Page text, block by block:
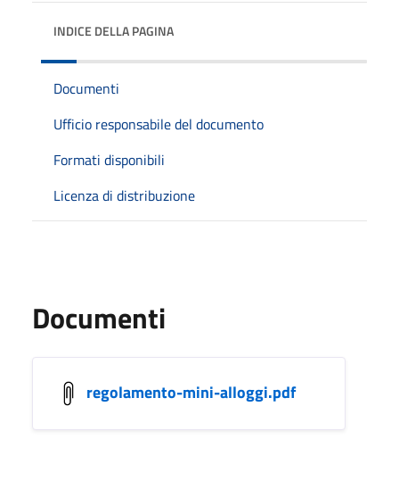
INDICE DELLA PAGINA
Documenti
Ufficio responsabile del documento
Formati disponibili
Licenza di distribuzione
Documenti
regolamento-mini-alloggi.pdf